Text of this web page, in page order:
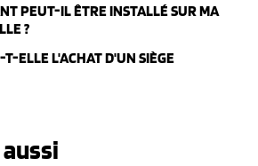
PEUT-IL ÊTRE INSTALLÉ SUR MA
?
ELLE L'ACHAT D'UN SIÈGE